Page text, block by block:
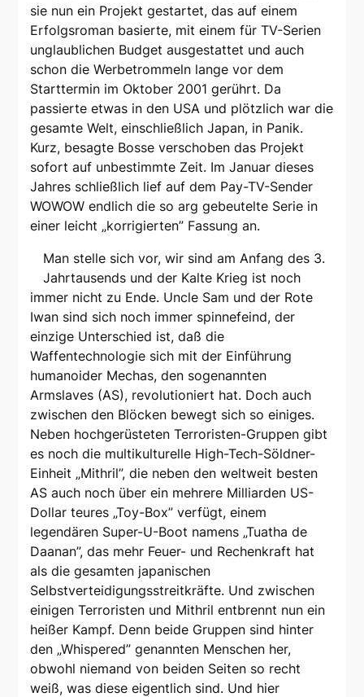
sie nun ein Projekt gestartet, das auf einem
Erfolgsroman basierte, mit einem für TV-Serien
unglaublichen Budget ausgestattet und auch
schon die Werbetrommeln lange vor dem
Starttermin im Oktober 2001 gerührt. Da
passierte etwas in den USA und plötzlich war die
gesamte Welt, einschließlich Japan, in Panik.
Kurz, besagte Bosse verschoben das Projekt
sofort auf unbestimmte Zeit. Im Januar dieses
Jahres schließlich lief auf dem Pay-TV-Sender
WOWOW endlich die so arg gebeutelte Serie in
einer leicht „korrigierten” Fassung an.
Man stelle sich vor, wir sind am Anfang des 3.
Jahrtausends und der Kalte Krieg ist noch
immer nicht zu Ende. Uncle Sam und der Rote
Iwan sind sich noch immer spinnefeind, der
einzige Unterschied ist, daß die
Waffentechnologie sich mit der Einführung
humanoider Mechas, den sogenannten
Armslaves (AS), revolutioniert hat. Doch auch
zwischen den Blöcken bewegt sich so einiges.
Neben hochgerüsteten Terroristen-Gruppen gibt
es noch die multikulturelle High-Tech-Söldner-
Einheit „Mithril”, die neben den weltweit besten
AS auch noch über ein mehrere Milliarden US-
Dollar teures „Toy-Box” verfügt, einem
legendären Super-U-Boot namens „Tuatha de
Daanan”, das mehr Feuer- und Rechenkraft hat
als die gesamten japanischen
Selbstverteidigungsstreitkräfte. Und zwischen
einigen Terroristen und Mithril entbrennt nun ein
heißer Kampf. Denn beide Gruppen sind hinter
den „Whispered” genannten Menschen her,
obwohl niemand von beiden Seiten so recht
weiß, was diese eigentlich sind. Und hier